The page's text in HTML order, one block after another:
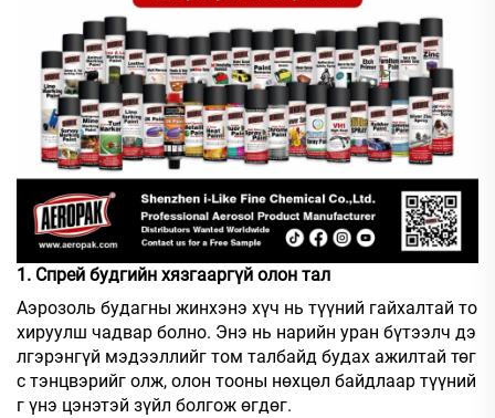
1. Спрей будгийн хязгааргүй олон тал
Аэрозоль будагны жинхэнэ хүч нь түүний гайхалтай то
хируулш чадвар болно. Энэ нь нарийн уран бүтээлч дэ
лгэрэнгүй мэдээллийг том талбайд будах ажилтай төг
с тэнцвэрийг олж, олон тооны нөхцөл байдлаар түүний
г үнэ цэнэтэй зүйл болгож өгдөг.